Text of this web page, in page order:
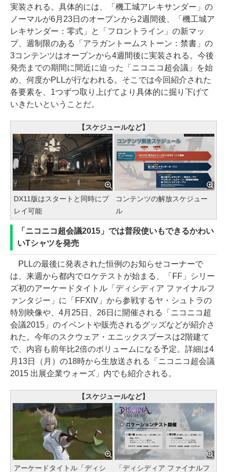
実装される。具体的には、「機工城アレキサンダー」の
ノーマルが6月23日のオープンから2週間後、「機工城ア
レキサンダー：零式」と「フロントライン」の新マッ
プ、週制限のある「アラガントームストーン：禁書」の
3コンテンツはオープンから4週間後に実装される。今後
発売までの期間に間近に迫った「ニコニコ超会議」を始
め、何度かPLLが行なわれる。そこでは今回紹介された
各要素を、1つずつ取り上げてより具体的に掘り下げて
いきたいということだ。
【スケジュールなど】
DX11版はスタートと同時にプ
レイ可能
コンテンツの解放スケジュー
ル
「ニコニコ超会議2015」では普段使いもできるかわい
いTシャツを発売
PLLの最後に発表された恒例のお知らせコーナーで
は、来週から都内でロケテストが始まる、「FF」シリー
ズ初のアーケードタイトル「ディシディア ファイナルフ
ァンタジー」に「FFXIV」から参戦するヤ・シュトラの
特別映像や、4月25日、26日に開催される「ニコニコ超
会議2015」のイベントや販売されるグッズなどが紹介さ
れた。今年のスクウェア・エニックスブースは2階建て
で、内容も前年比2倍のボリュームになる予定。詳細は4
月13日（月）の18時から生放送される「ニコニコ超会議
2015 出展企業ウォーズ」内でも紹介される。
【スケジュールなど】
アーケードタイトル「ディシ 「ディシディア ファイナルフ